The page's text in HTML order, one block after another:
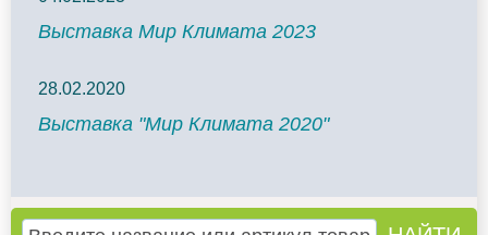
Выставка Мир Климата 2023
28.02.2020
Выставка "Мир Климата 2020"